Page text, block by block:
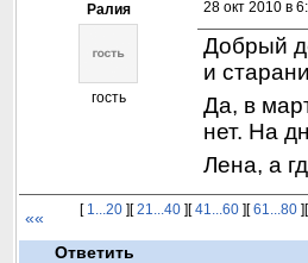
Ралия
гость
28 окт 2010 в
Добрый
и
Да, в
нет. На
Лена, а
«« [ 1...20][21...40][41...60][61...80
Ответить